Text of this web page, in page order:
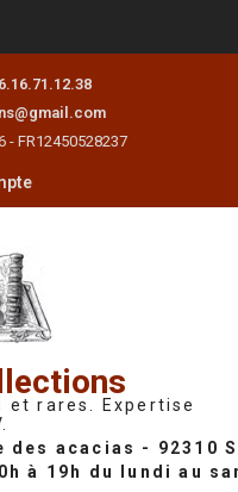
- FR12450528237
et rares. Expertise